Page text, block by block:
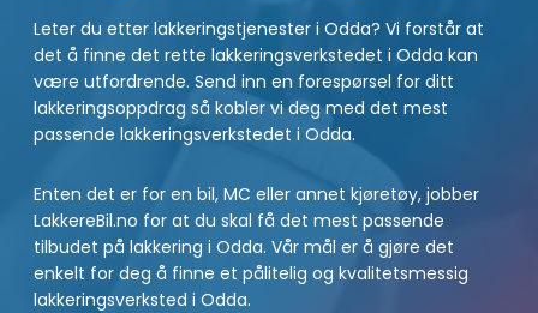
Leter du etter lakkeringstjenester i Odda? Vi forstår at
det å finne det rette lakkeringsverkstedet i Odda kan
være utfordrende. Send inn en forespørsel for ditt
lakkeringsoppdrag så kobler vi deg med det mest
passende lakkeringsverkstedet i Odda.
Enten det er for en bil, MC eller annet kjøretøy, jobber
LakkereBil.no for at du skal få det mest passende
tilbudet på lakkering i Odda. Vår mål er å gjøre det
enkelt for deg å finne et pålitelig og kvalitetsmessig
lakkeringsverksted i Odda.